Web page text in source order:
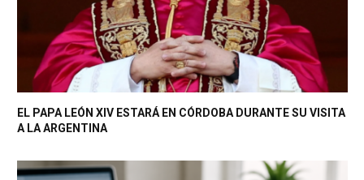
EL PAPA LEÓN XIV ESTARÁ EN CÓRDOBA DURANTE SU VISITA
A LA ARGENTINA